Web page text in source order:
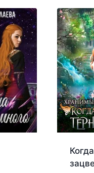
Когда